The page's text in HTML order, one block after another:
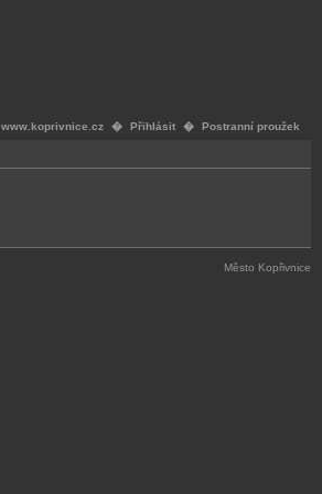
www.koprivnice.cz � Přihlásit � Postranní proužek
Město Kopřivnice